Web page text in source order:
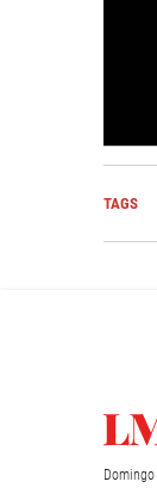
TAGS
Domingo